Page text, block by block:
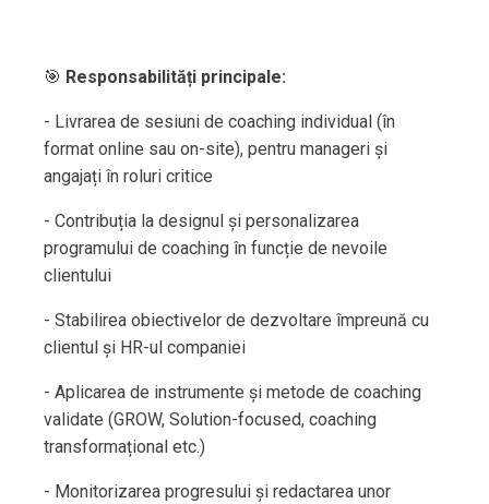
🎯 Responsabilități principale:
- Livrarea de sesiuni de coaching individual (în
format online sau on-site), pentru manageri și
angajați în roluri critice
- Contribuția la designul și personalizarea
programului de coaching în funcție de nevoile
clientului
- Stabilirea obiectivelor de dezvoltare împreună cu
clientul și HR-ul companiei
- Aplicarea de instrumente și metode de coaching
validate (GROW, Solution-focused, coaching
transformațional etc.)
- Monitorizarea progresului și redactarea unor